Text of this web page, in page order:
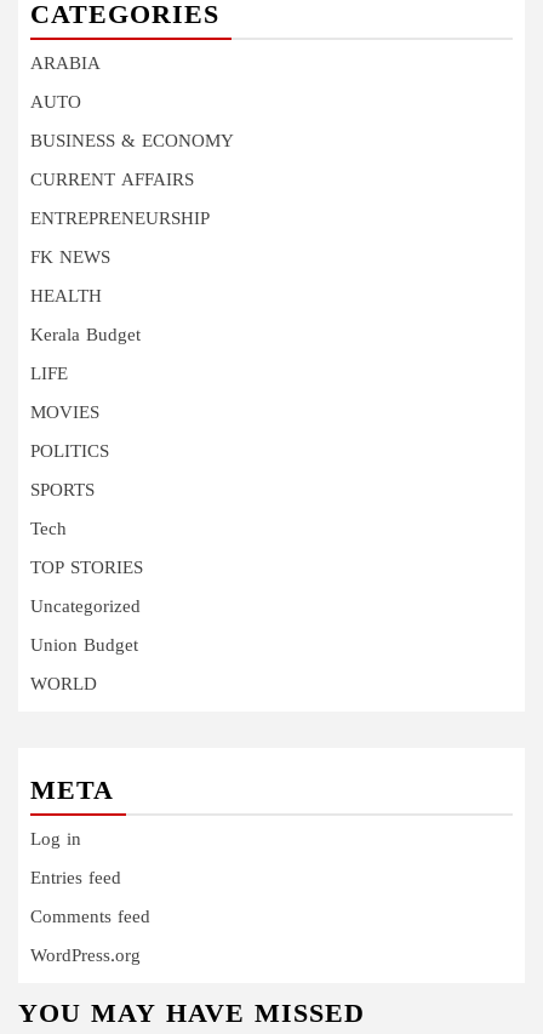
CATEGORIES
ARABIA
AUTO
BUSINESS & ECONOMY
CURRENT AFFAIRS
ENTREPRENEURSHIP
FK NEWS
HEALTH
Kerala Budget
LIFE
MOVIES
POLITICS
SPORTS
Tech
TOP STORIES
Uncategorized
Union Budget
WORLD
META
Log in
Entries feed
Comments feed
WordPress.org
YOU MAY HAVE MISSED